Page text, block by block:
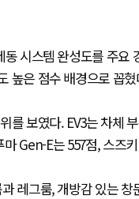
시스템 완성도를 주
높은 점수 배경으로 꼽
를 보였다. EV3는 차체
Gen-E는 557점, 스즈
레그룸, 개방감 있는